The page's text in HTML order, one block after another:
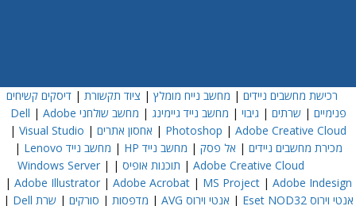
רכישת מחשבים ניידים | מחשב נייח מומלץ | ציוד תקשורת |דיסקים קשיחים
פנימיים | שרתים | גיבוי | מחשב נייד גיימינג | מחשב שולחני Dell | Adobe
Photoshop | Adobe Creative Cloud
| אחסון אתרים |
Visual Studio
|
מכירת מחשבים ניידים | אל פסק | מחשב נייד HP | מחשב נייד Lenovo
|
Adobe Creative Cloud
| תוכנות אופיס |
Windows Server|
Adobe Illustrator| Adobe Acrobat| MS Project| Adobe Indesign
|
אנטי וירוס Eset NOD32
| אנטי וירוס AVG | מדפסות | סורקים | שרת Dell |